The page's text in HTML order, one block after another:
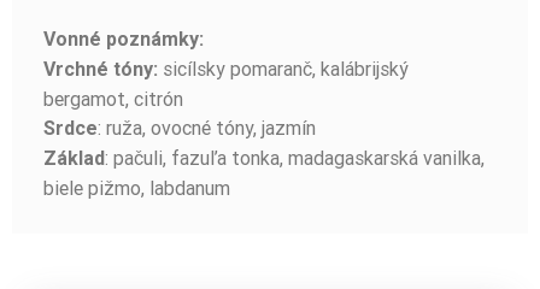
Vonné poznámky:
Vrchné tóny: sicílsky pomaranč, kalábrijský
bergamot, citrón
Srdce: ruža, ovocné tóny, jazmín
Základ: pačuli, fazuľa tonka, madagaskarská vanilka,
biele pižmo, labdanum